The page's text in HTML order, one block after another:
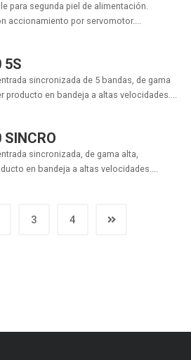
para segunda piel de alimentación.
accionamiento por servomotor....
5S
sincronizada de 5 bandas, de gama
producto en bandeja a altas velocidades....
sincronizada, de gama alta,
en bandeja a altas velocidades....
3 4